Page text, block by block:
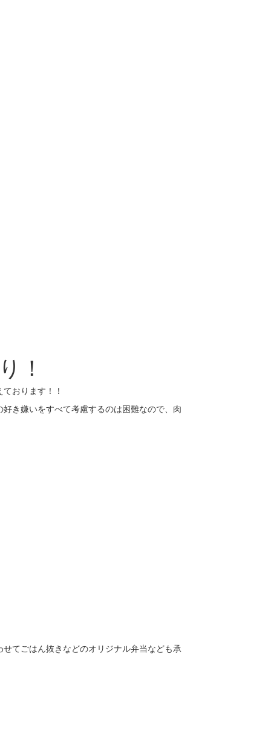
！
おります！！
き嫌いをすべて考慮するのは困難なので、肉
てごはん抜きなどのオリジナル弁当なども承